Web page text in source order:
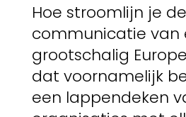
Hoe stroomlijn je de
communicatie van
grootschalig
dat voornamelijk
een lappendeken